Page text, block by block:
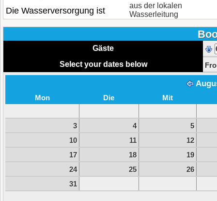
Die Wasserversorgung ist
aus der lokalen
Wasserleitung
Gäste
Select your dates below
Mon Die Mit
3 4
5
10
11
12
17
18
19
24
25
26
31